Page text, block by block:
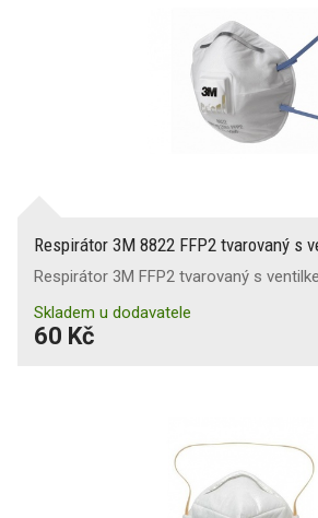
Respirátor 3M 8822 FFP2 tvarovaný s
Respirátor 3M FFP2 tvarovaný s
Skladem u dodavatele
60 Kč